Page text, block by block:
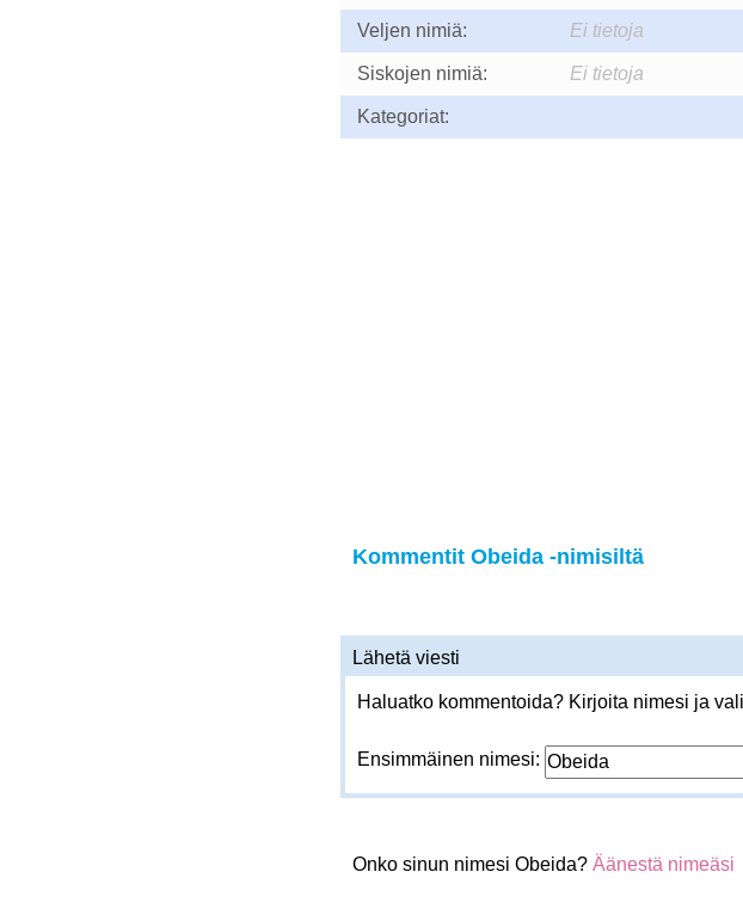
Veljen nimiä: Ei tietoja
Siskojen nimiä: Ei tietoja
Kategoriat:
Kommentit Obeida -nimisiltä
Lähetä viesti
Haluatko kommentoida? Kirjoita nimesi ja
Ensimmäinen nimesi:
Onko sinun nimesi Obeida? Äänestä nimeäsi